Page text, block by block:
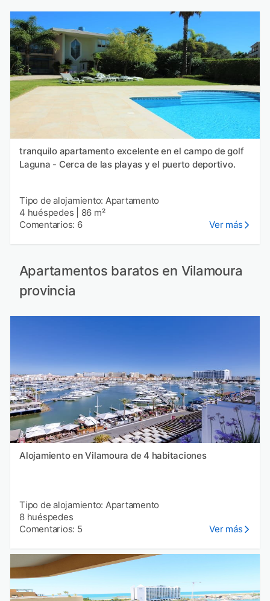
tranquilo apartamento excelente en el campo de golf
Laguna - Cerca de las playas y el puerto deportivo.
Tipo de alojamiento: Apartamento
4 huéspedes
86 m²
Comentarios: 6
Ver más
Apartamentos baratos en Vilamoura
provincia
Alojamiento en Vilamoura de 4 habitaciones
Tipo de alojamiento: Apartamento
8 huéspedes
Comentarios: 5
Ver más